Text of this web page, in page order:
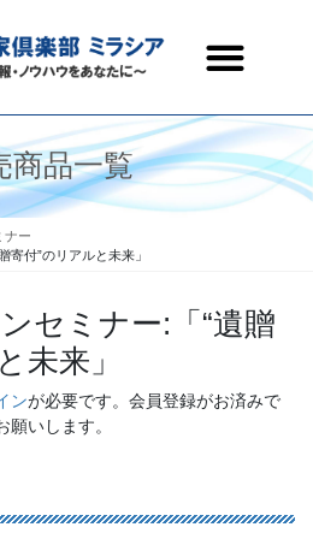
商品一覧
ナー
寄付”のリアルと未来」
セミナー:「“遺贈
未来」
ンが必要です。会員登録がお済みで
願いします。